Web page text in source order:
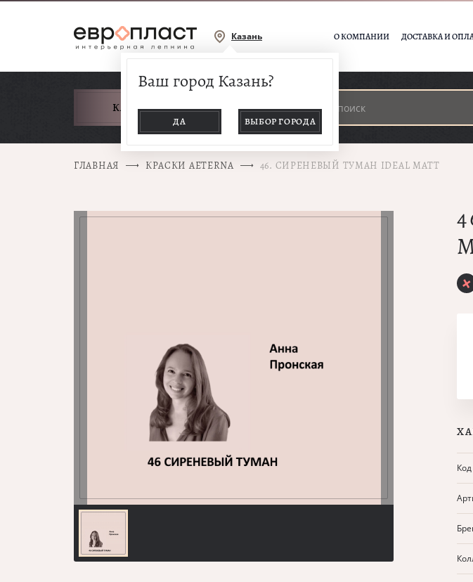
Казань О КОМПАНИИ ДОСТАВКА И
Ваш город Казань?
ДА ВЫБОР ГОРОДА
КАТАЛОГ ТОВАРОВ
ГЛАВНАЯ КРАСКИ AETERNA 46. СИРЕНЕВЫЙ ТУМАН IDEAL MATT